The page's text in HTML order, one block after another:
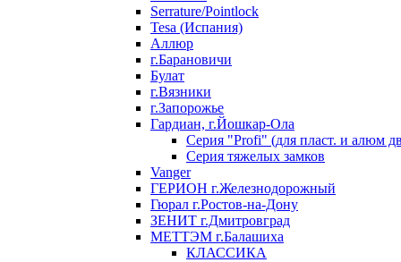
Serrature/Pointlock
Tesa (Испания)
Аллюр
г.Барановичи
Булат
г.Вязники
г.Запорожье
Гардиан, г.Йошкар-Ола
Серия "Profi" (для пласт. и алюм
Серия тяжелых замков
Vanger
ГЕРИОН г.Железнодорожный
Гюрал г.Ростов-на-Дону
ЗЕНИТ г.Дмитровград
МЕТТЭМ г.Балашиха
КЛАССИКА